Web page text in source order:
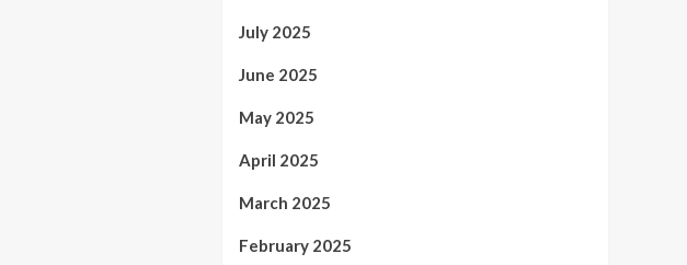
July 2025
June 2025
May 2025
April 2025
March 2025
February 2025